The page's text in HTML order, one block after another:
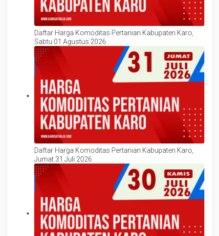
Daftar Harga Komoditas Pertanian Kabupaten Karo,
Sabtu 01 Agustus 2026
Daftar Harga Komoditas Pertanian Kabupaten Karo,
Jumat 31 Juli 2026